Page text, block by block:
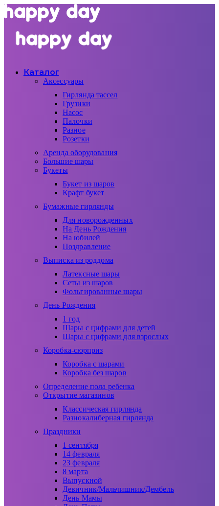
Каталог
Аксессуары
Гирлянда тассел
Грузики
Насос
Палочки
Разное
Розетки
Аренда оборудования
Большие шары
Букеты
Букет из шаров
Крафт букет
Бумажные гирлянды
Для новорожденных
На День Рождения
На юбилей
Поздравление
Выписка из роддома
Латексные шары
Сеты из шаров
Фольгированные шары
День Рождения
1 год
Шары с цифрами для детей
Шары с цифрами для взрослых
Коробка-сюрприз
Коробка с шарами
Коробка без шаров
Определение пола ребенка
Открытие магазинов
Классическая гирлянда
Разнокалиберная гирлянда
Праздники
1 сентября
14 февраля
23 февраля
8 марта
Выпускной
Девичник/Мальчишник/Дембель
День Мамы